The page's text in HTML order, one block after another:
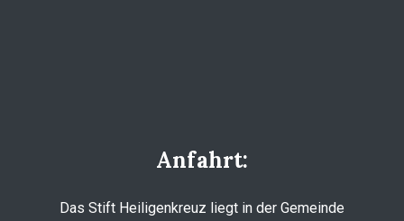
Anfahrt:
Das Stift Heiligenkreuz liegt in der Gemeinde